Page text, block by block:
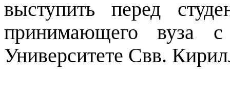
выступить перед
принимающего вуза
Университете Свв.